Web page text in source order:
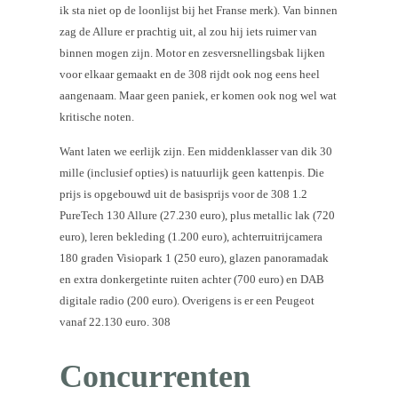
ik sta niet op de loonlijst bij het Franse merk). Van binnen
zag de Allure er prachtig uit, al zou hij iets ruimer van
binnen mogen zijn. Motor en zesversnellingsbak lijken
voor elkaar gemaakt en de 308 rijdt ook nog eens heel
aangenaam. Maar geen paniek, er komen ook nog wel wat
kritische noten.
Want laten we eerlijk zijn. Een middenklasser van dik 30
mille (inclusief opties) is natuurlijk geen kattenpis. Die
prijs is opgebouwd uit de basisprijs voor de 308 1.2
PureTech 130 Allure (27.230 euro), plus metallic lak (720
euro), leren bekleding (1.200 euro), achterruitrijcamera
180 graden Visiopark 1 (250 euro), glazen panoramadak
en extra donkergetinte ruiten achter (700 euro) en DAB
digitale radio (200 euro). Overigens is er een Peugeot
vanaf 22.130 euro. 308
Concurrenten